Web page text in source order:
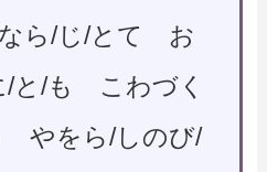
ら/じ/とて お
/と/も こわづく
やをら/しのび/